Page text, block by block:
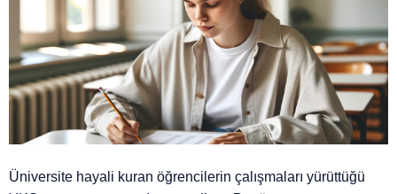
Üniversite hayali kuran öğrencilerin çalışmaları yürüttüğü